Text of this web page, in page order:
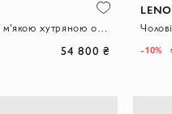
54 800 ₴ -10%